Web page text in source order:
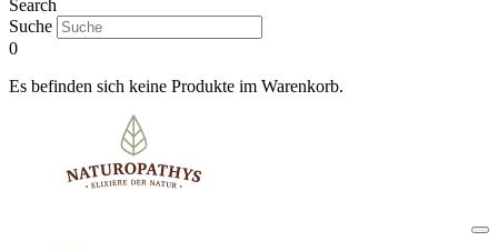
Search
Suche
0
Es befinden sich keine Produkte im Warenkorb.